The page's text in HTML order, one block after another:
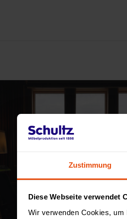
Zustimmung
Diese Webseite verwendet
Wir verwenden Cookies,